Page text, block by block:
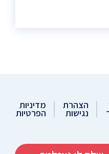
הצהרת
נגישות
מדיניות
הפרטיות